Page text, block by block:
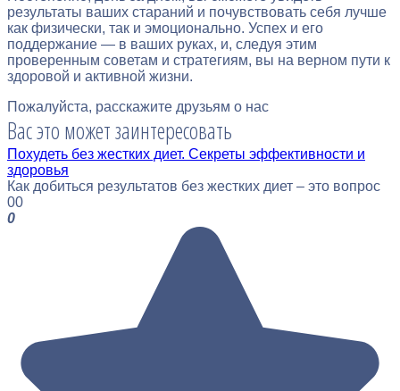
результаты ваших стараний и почувствовать себя лучше
как физически, так и эмоционально. Успех и его
поддержание — в ваших руках, и, следуя этим
проверенным советам и стратегиям, вы на верном пути к
здоровой и активной жизни.
Пожалуйста, расскажите друзьям о нас
Вас это может заинтересовать
Похудеть без жестких диет. Секреты эффективности и
здоровья
Как добиться результатов без жестких диет – это вопрос
00
0